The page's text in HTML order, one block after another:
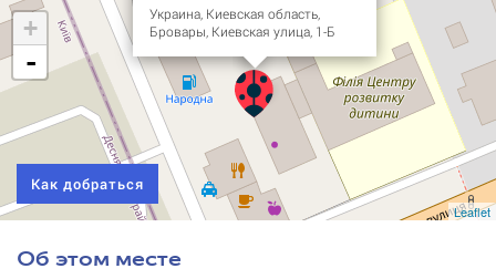
Украина, Киевская область,
Бровары, Киевская улица, 1-Б
+
-
Leaflet
Как добраться
Об этом месте